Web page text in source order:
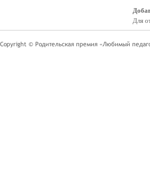
Для
Copyright © Родительская премия «Любимый